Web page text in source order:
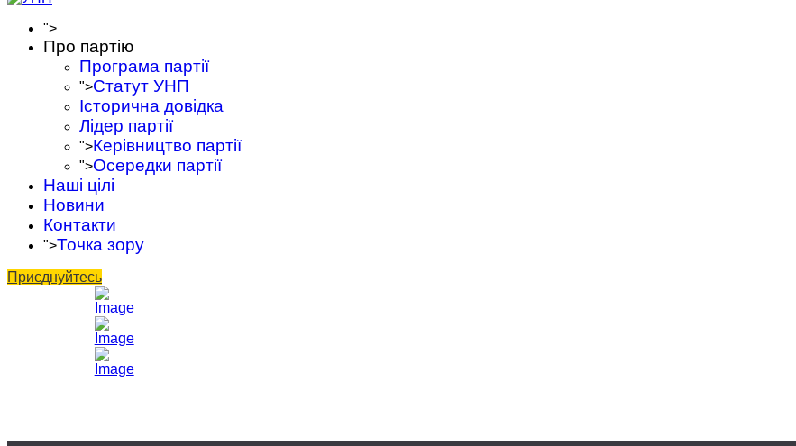
">
Про партію
Програма партії
">Статут УНП
Історична довідка
Лідер партії
">Керівництво партії
">Осередки партії
Наші цілі
Новини
Контакти
">Точка зору
Приєднуйтесь